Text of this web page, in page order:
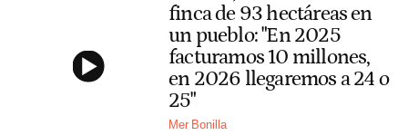
finca de 93 hectáreas en
un pueblo: "En 2025
facturamos 10 millones,
en 2026 llegaremos a 24 o
25"
Mer Bonilla